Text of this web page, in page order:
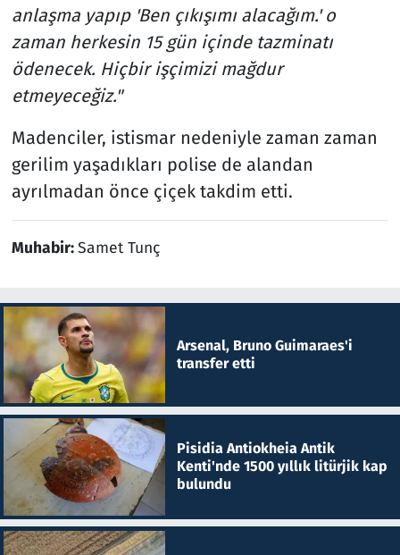
anlaşma yapıp 'Ben çıkışımı alacağım.' o
zaman herkesin 15 gün içinde tazminatı
ödenecek. Hiçbir işçimizi mağdur
etmeyeceğiz."
Madenciler, istismar nedeniyle zaman zaman
gerilim yaşadıkları polise de alandan
ayrılmadan önce çiçek takdim etti.
Muhabir:Samet Tunç
Arsenal, Bruno Guimaraes'i
transfer etti
Pisidia Antiokheia Antik
Kenti'nde 1500 yıllık litürjik kap
bulundu